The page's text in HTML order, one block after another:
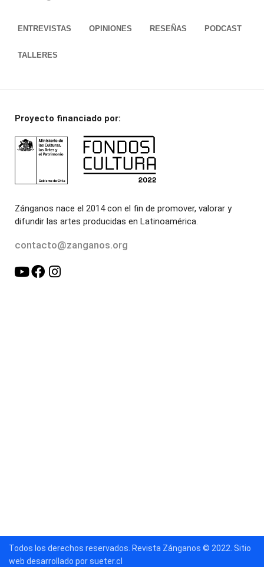
ENTREVISTAS OPINIONES RESEÑAS PODCAST
TALLERES
Proyecto financiado por:
Zánganos nace el 2014 con el fin de promover, valorar y
difundir las artes producidas en Latinoamérica.
contacto@zanganos.org
Todos los derechos reservados. Revista Zánganos © 2022. Sitio
web desarrollado por sueter.cl